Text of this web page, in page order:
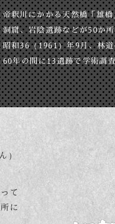
帝釈川にかかる天然橋「雄
洞窟、岩陰遺跡などが50か
昭和36（1961）年9月、林
60年の間に13遺跡で学術調
）
て
に